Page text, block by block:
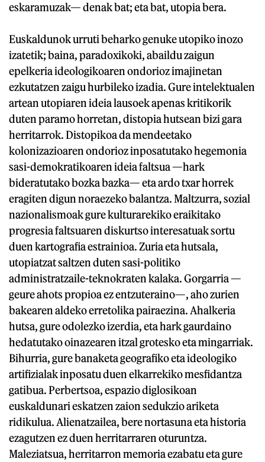
eskaramuzak— denak bat; eta bat, utopia bera.
Euskaldunok urruti beharko genuke utopiko inozo
izatetik; baina, paradoxikoki, abaildu zaigun
epelkeria ideologikoaren ondorioz imajinetan
ezkutatzen zaigu hurbileko izadia. Gure intelektualen
artean utopiaren ideia lausoek apenas kritikorik
duten paramo horretan, distopia hutsean bizi gara
herritarrok. Distopikoa da mendeetako
kolonizazioaren ondorioz inposatutako hegemonia
sasi-demokratikoaren ideia faltsua —hark
bideratutako bozka bazka— eta ardo txar horrek
eragiten digun noraezeko balantza. Maltzurra, sozial
nazionalismoak gure kulturarekiko eraikitako
progresia faltsuaren diskurtso interesatuak sortu
duen kartografia estrainioa. Zuria eta hutsala,
utopiatzat saltzen duten sasi-politiko
administratzaile-teknokraten kalaka. Gorgarria —
geure ahots propioa ez entzuteraino—, aho zurien
bakearen aldeko erretolika pairaezina. Ahalkeria
hutsa, gure odolezko izerdia, eta hark gaurdaino
hedatutako oinazearen itzal grotesko eta mingarriak.
Bihurria, gure banaketa geografiko eta ideologiko
artifizialak inposatu duen elkarrekiko mesfidantza
gatibua. Perbertsoa, espazio diglosikoan
euskaldunari eskatzen zaion sedukzio ariketa
ridikulua. Alienatzailea, bere nortasuna eta historia
ezagutzen ez duen herritarraren oturuntza.
Maleziatsua, herritarron memoria ezabatu eta gure